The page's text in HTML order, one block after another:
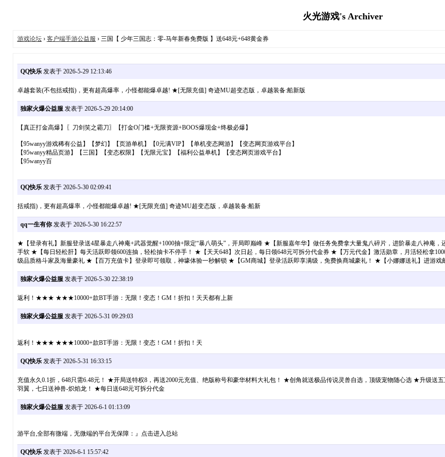
火光游戏's Archiver
游戏论坛› 客户端手游公益服 › 三国【 少年三国志：零-马年新春免费版 】送648元+648黄金券
QQ快乐发表于 2026-5-29 12:13:46
卓越套装(不包括戒指)，更有超高爆率，小怪都能爆卓越! ★[无限充值] 奇迹MU超变态版，卓越装备:船新版
独家火爆公益服发表于 2026-5-29 20:14:00
【真正打金高爆】〖刀剑笑之霸刀〗【打金O门槛+无限资源+BOOS爆现金+终极必爆】
【95wanyy游戏稀有公益】【梦幻】【页游单机】【0元满VIP】【单机变态网游】【变态网页游戏平台】
【95wanyy精品页游】【三国】【变态权限】【无限元宝】【福利公益单机】【变态网页游戏平台】
【95wanyy百
QQ快乐发表于 2026-5-30 02:09:41
括戒指)，更有超高爆率，小怪都能爆卓越! ★[无限充值] 奇迹MU超变态版，卓越装备:船新
qq一生有你发表于 2026-5-30 16:22:57
★【登录有礼】新服登录送4星暴走八神庵+武器觉醒+1000抽+限定“暴八萌头”，开局即巅峰 ★【新服嘉年华】做任务免费拿大量鬼八碎片，进阶暴走八神庵
手软 ★【每日轻松肝】每天活跃即领600连抽，轻松抽卡不停手！ ★【天天648】次日起，每日领648元可拆分代金券 ★【万元代金】激活勋章，月活轻松拿
级品质格斗家及海量豪礼 ★【百万充值卡】登录即可领取，神壕体验一秒解锁 ★【GM商城】登录活跃即享满级，免费换商城豪礼！ ★【小娜娜送礼】进游戏
独家火爆公益服发表于 2026-5-30 22:38:19
返利！★★★ ★★★10000+款BT手游：无限！变态！GM！折扣！天天都有上新
独家火爆公益服发表于 2026-5-31 09:29:03
返利！★★★ ★★★10000+款BT手游：无限！变态！GM！折扣！天
QQ快乐发表于 2026-5-31 16:33:15
充值永久0.1折，648只需6.48元！ ★开局送特权8，再送2000元充值、绝版称号和豪华材料大礼包！ ★创角就送极品传说灵兽自选，顶级宠物随心选 ★升级送
羽翼，七日送神兽-炽焰龙！ ★每日送648元可拆分代金
独家火爆公益服发表于 2026-6-1 01:13:09
游平台,全部有微端，无微端的平台无保障：』点击进入总站
QQ快乐发表于 2026-6-1 15:57:42